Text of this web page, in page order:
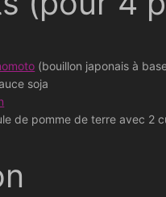
(bouillon japonais à
soja
de pomme de terre avec 2